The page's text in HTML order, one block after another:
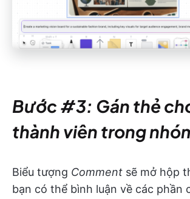
Bước #3: Gán thẻ
thành viên trong
Biểu tượng Comment sẽ mở hộp
bạn có thể bình luận về các phần